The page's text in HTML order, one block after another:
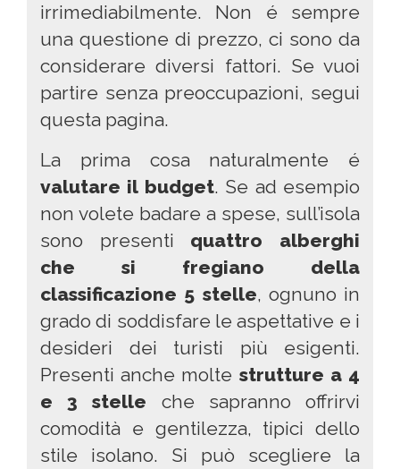
irrimediabilmente. Non é sempre
una questione di prezzo, ci sono da
considerare diversi fattori. Se vuoi
partire senza preoccupazioni, segui
questa pagina.
La prima cosa naturalmente é
valutare il budget. Se ad esempio
non volete badare a spese, sull’isola
sono presenti quattro alberghi
che si fregiano della
classificazione 5 stelle, ognuno in
grado di soddisfare le aspettative e i
desideri dei turisti più esigenti.
Presenti anche molte strutture a 4
e 3 stelle che sapranno offrirvi
comodità e gentilezza, tipici dello
stile isolano. Si può scegliere la